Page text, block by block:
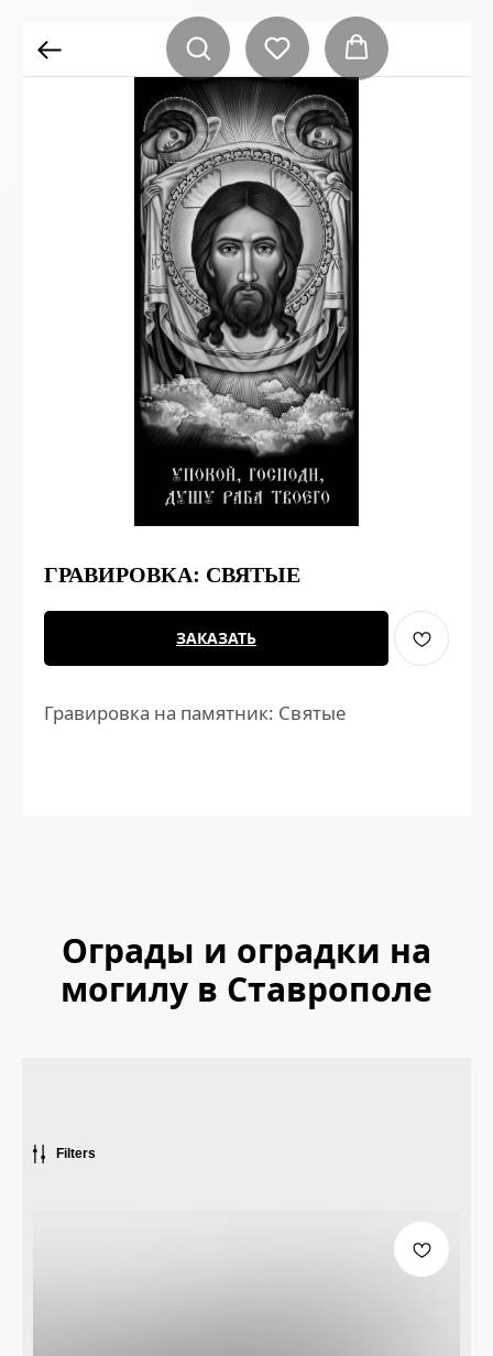
ГРАВИРОВКА: СВЯТЫЕ
ЗАКАЗАТЬ
Гравировка на памятник: Святые
Ограды и оградки на
могилу в Ставрополе
Filters